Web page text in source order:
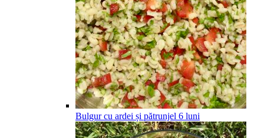
Bulgur cu ardei și pătrunjel 6 luni